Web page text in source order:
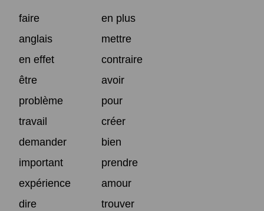
faire
en plus
anglais
mettre
en effet
contraire
être
avoir
problème
pour
travail
créer
demander
bien
important
prendre
expérience
amour
dire
trouver